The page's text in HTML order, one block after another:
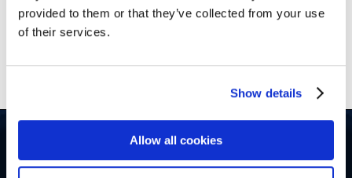
provided to them or that they’ve collected from your use
of their services.
Show details
Allow all cookies